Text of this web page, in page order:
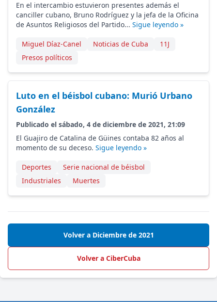
En el intercambio estuvieron presentes además el
canciller cubano, Bruno Rodríguez y la jefa de la Oficina
de Asuntos Religiosos del Partido... Sigue leyendo »
Miguel Díaz-Canel Noticias de Cuba
11J
Presos políticos
Luto en el béisbol cubano: Murió Urbano
González
Publicado el sábado, 4 de diciembre de 2021, 21:09
El Guajiro de Catalina de Güines contaba 82 años al
momento de su deceso. Sigue leyendo »
Deportes
Serie nacional de béisbol
Industriales
Muertes
Volver a Diciembre de 2021
Volver a CiberCuba